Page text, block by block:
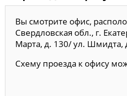
Вы смотрите офис,
Свердловская обл., г.
Марта, д. 130/ ул. Шмидта,
Схему проезда к офису